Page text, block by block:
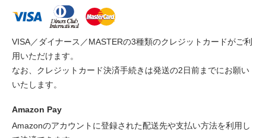
VISA／ダイナース／MASTERの3種類のクレジットカードがご利
用いただけます。
なお、クレジットカード決済手続きは発送の2日前までにお願い
いたします。
Amazon Pay
Amazonのアカウントに登録された配送先や支払い方法を利用し